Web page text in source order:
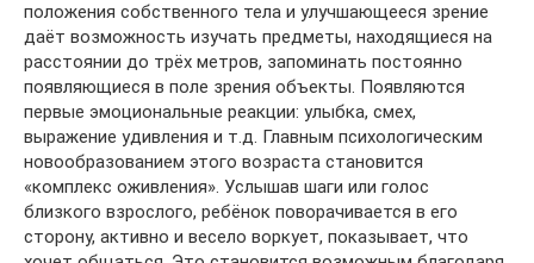
положения собственного тела и улучшающееся зрение
даёт возможность изучать предметы, находящиеся на
расстоянии до трёх метров, запоминать постоянно
появляющиеся в поле зрения объекты. Появляются
первые эмоциональные реакции: улыбка, смех,
выражение удивления и т.д. Главным психологическим
новообразованием этого возраста становится
«комплекс оживления». Услышав шаги или голос
близкого взрослого, ребёнок поворачивается в его
сторону, активно и весело воркует, показывает, что